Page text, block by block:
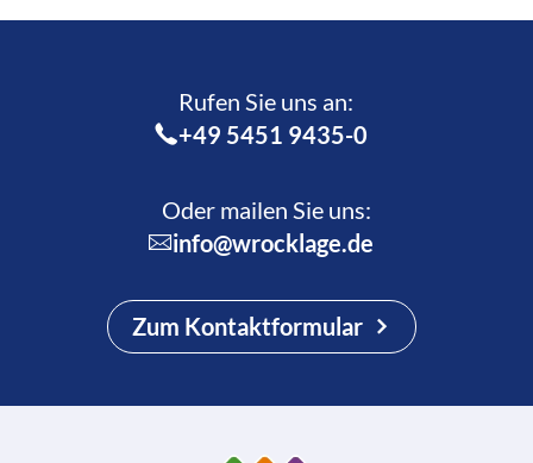
Rufen Sie uns an:­
+49 5451 9435-0
Oder mailen Sie uns:
info@wrocklage.de
Zum Kontaktformular